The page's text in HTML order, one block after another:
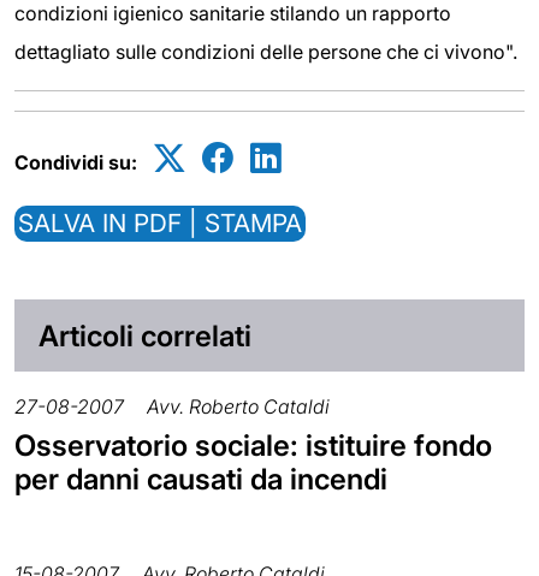
condizioni igienico sanitarie stilando un rapporto
dettagliato sulle condizioni delle persone che ci vivono".
Condividi su:
SALVA IN PDF | STAMPA
Articoli correlati
27-08-2007 Avv. Roberto Cataldi
Osservatorio sociale: istituire fondo
per danni causati da incendi